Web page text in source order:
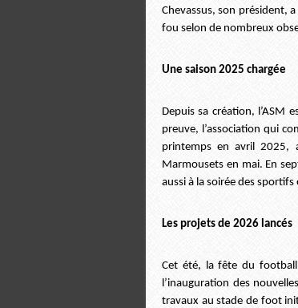
Chevassus, son président,
fou selon de nombreux
Une saison 2025 chargée
Depuis sa création, l’ASM
preuve, l’association qui
printemps en avril 2025,
Marmousets en mai. En
aussi à la soirée des
Les projets de 2026 lancés
Cet été, la fête du football
l’inauguration des
travaux au stade de foot